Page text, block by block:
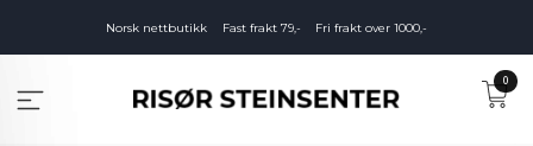
innholdet
Norsk nettbutikk Fast frakt 79,- Fri frakt over 1000,-
0